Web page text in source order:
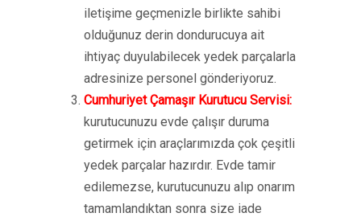
iletişime geçmenizle birlikte sahibi
olduğunuz derin dondurucuya ait
ihtiyaç duyulabilecek yedek parçalarla
adresinize personel gönderiyoruz.
Cumhuriyet Çamaşır Kurutucu Servisi:
kurutucunuzu evde çalışır duruma
getirmek için araçlarımızda çok çeşitli
yedek parçalar hazırdır. Evde tamir
edilemezse, kurutucunuzu alıp onarım
tamamlandıktan sonra size iade